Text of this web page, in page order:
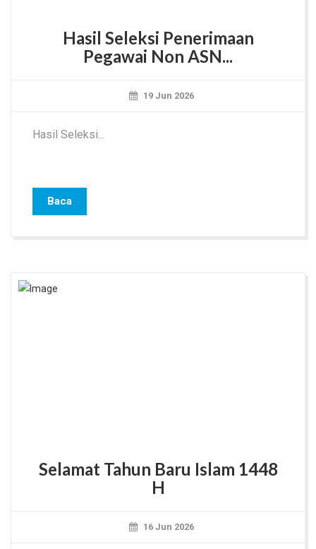
Hasil Seleksi Penerimaan
Pegawai Non ASN...
19 Jun 2026
Hasil Seleksi...
Baca
Selamat Tahun Baru Islam 1448
H
16 Jun 2026